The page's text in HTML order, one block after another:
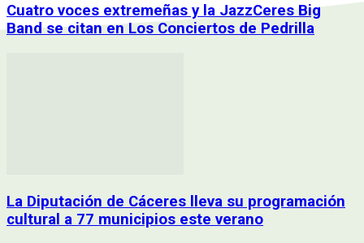
Cuatro voces extremeñas y la JazzCeres Big
Band se citan en Los Conciertos de Pedrilla
La Diputación de Cáceres lleva su programación
cultural a 77 municipios este verano